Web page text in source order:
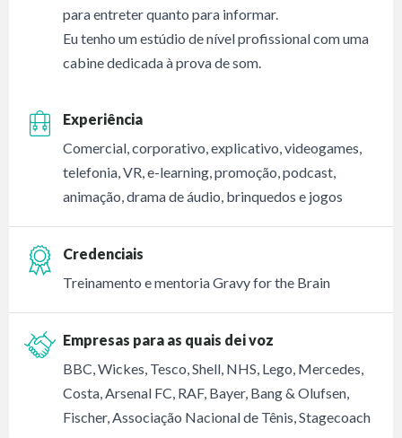
para entreter quanto para informar.
Eu tenho um estúdio de nível profissional com uma
cabine dedicada à prova de som.
Experiência
Comercial, corporativo, explicativo, videogames,
telefonia, VR, e-learning, promoção, podcast,
animação, drama de áudio, brinquedos e jogos
Credenciais
Treinamento e mentoria Gravy for the Brain
Empresas para as quais dei voz
BBC, Wickes, Tesco, Shell, NHS, Lego, Mercedes,
Costa, Arsenal FC, RAF, Bayer, Bang & Olufsen,
Fischer, Associação Nacional de Tênis, Stagecoach